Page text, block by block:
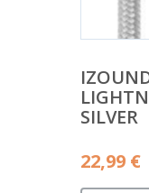
SILVER
22,99 €